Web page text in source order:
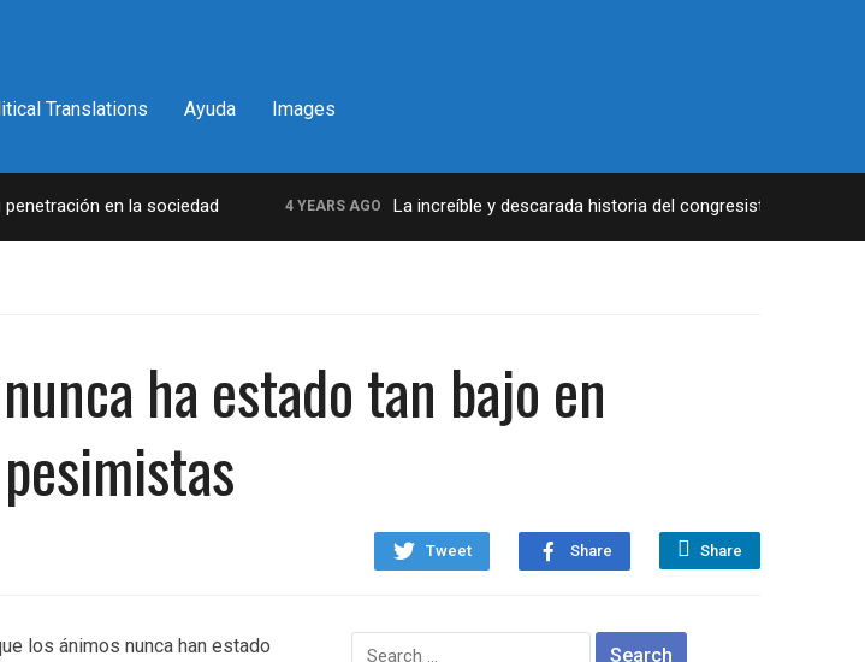
Translations Ayuda Images
en la sociedad 4 YEARS AGO La increíble y descarada historia del congresista por NY
ha estado tan bajo en
Tweet Share Share
los ánimos nunca han estado
Search